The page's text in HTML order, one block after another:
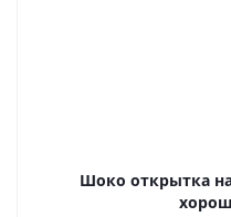
Шоко открытка